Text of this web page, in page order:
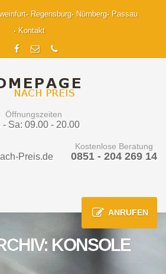
Regensburg Nürnberg
Passau
Kontakt
Öffnungszeiten
- Sa: 09.00 - 20.00
Preis.de
Kostenlose Beratung
0851 - 204 269 14
ANRUFEN
KONSOLE